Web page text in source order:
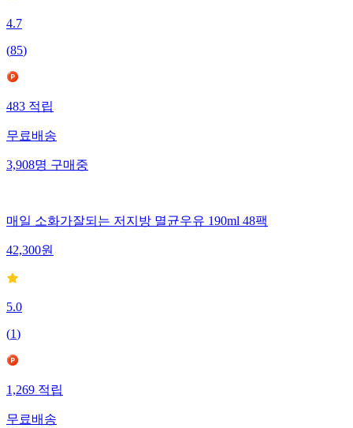
4.7
(85)
483 적립
무료배송
3,908명 구매중
매일 소화가잘되는 저지방 멸균우유 190ml 48팩
42,300원
5.0
(1)
1,269 적립
무료배송